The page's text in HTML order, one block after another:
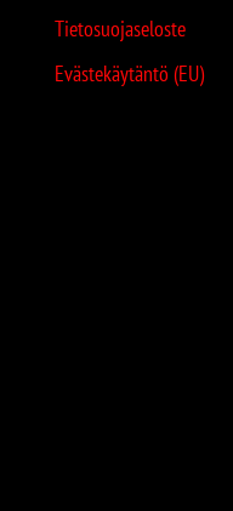
Tietosuojaseloste
Evästekäytäntö (EU)